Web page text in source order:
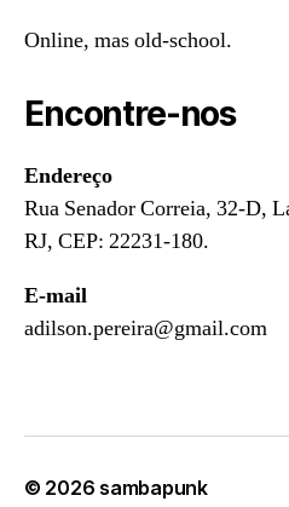
Online, mas old-school.
Encontre-nos
Endereço
Rua Senador Correia, 32-D,
RJ, CEP: 22231-180.
E-mail
adilson.pereira@gmail.com
© 2026 sambapunk